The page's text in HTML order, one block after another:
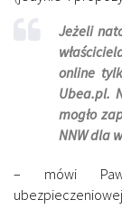
Jeżeli
online
Ubea.pl.
mogło
NNW dla
– mówi